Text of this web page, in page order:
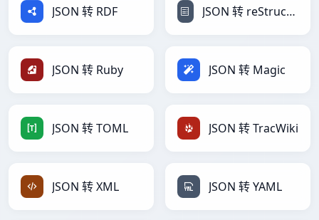
JSON 转 RDF JSON 转 reStructuredText
JSON 转 Ruby JSON 转 Magic
JSON 转 TOML JSON 转 TracWiki
JSON 转 XML JSON 转 YAML